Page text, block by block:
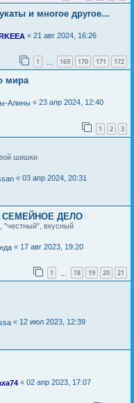
и многое другое...
« 21 авг 2024, 16:26
1 169 170 171 172
мира
Алины « 23 апр 2024, 12:40
1 2 3
шишки
« 03 апр 2024, 20:31
СЕМЕЙНОЕ ДЕЛО
"честный", вкусный
« 17 авг 2023, 19:20
1 18 19 20 21
« 12 июл 2023, 12:39
« 02 апр 2023, 17:07